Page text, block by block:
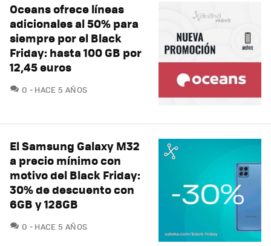
Oceans ofrece líneas
adicionales al 50% para
siempre por el Black
Friday: hasta 100 GB por
12,45 euros
0 COMENTARIOS
HACE 5 AÑOS
El Samsung Galaxy M32
a precio mínimo con
motivo del Black Friday:
30% de descuento con
6GB y 128GB
0 COMENTARIOS
HACE 5 AÑOS